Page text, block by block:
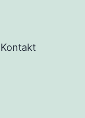
Kontakt